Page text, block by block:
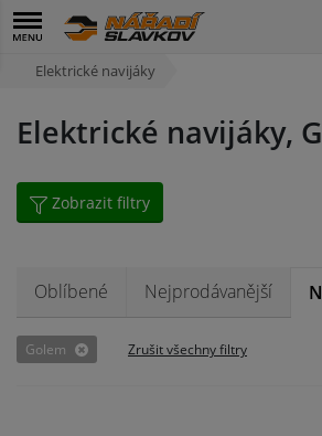
Elektrické navijáky
Elektrické navijáky,
Zobrazit filtry
Oblíbené Nejprodávanější
Golem Zrušit všechny filtry